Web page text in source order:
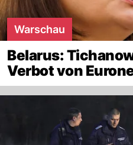
Warschau
Belarus:
Verbot von